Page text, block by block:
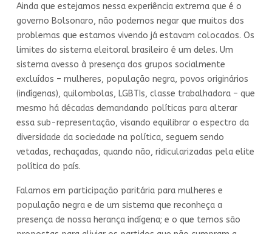
Ainda que estejamos nessa experiência extrema que é o
governo Bolsonaro, não podemos negar que muitos dos
problemas que estamos vivendo já estavam colocados. Os
limites do sistema eleitoral brasileiro é um deles. Um
sistema avesso à presença dos grupos socialmente
excluídos – mulheres, população negra, povos originários
(indígenas), quilombolas, LGBTIs, classe trabalhadora – que
mesmo há décadas demandando políticas para alterar
essa sub-representação, visando equilibrar o espectro da
diversidade da sociedade na política, seguem sendo
vetadas, rechaçadas, quando não, ridicularizadas pela elite
política do país.
Falamos em participação paritária para mulheres e
população negra e de um sistema que reconheça a
presença de nossa herança indígena; e o que temos são